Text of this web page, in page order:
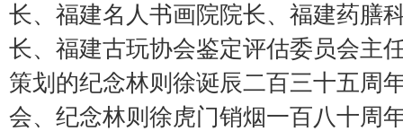
长、福建名人书画院院长、福建药膳
长、福建古玩协会鉴定评估委员会主
策划的纪念林则徐诞辰二百三十五周
会、纪念林则徐虎门销烟一百八十周